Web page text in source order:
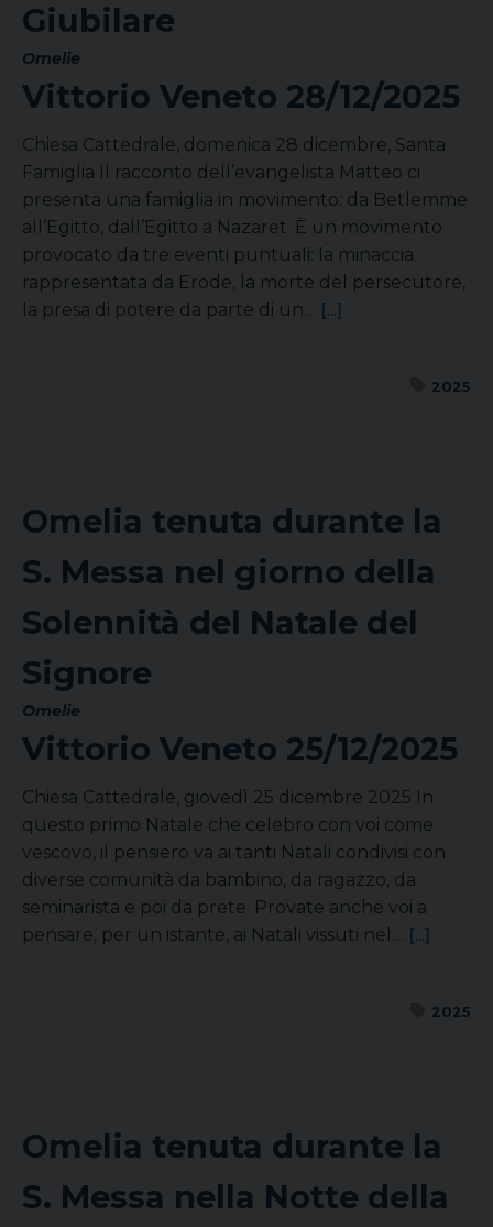
Giubilare
Omelie
Vittorio Veneto 28/12/2025
Chiesa Cattedrale, domenica 28 dicembre, Santa
Famiglia Il racconto dell’evangelista Matteo ci
presenta una famiglia in movimento: da Betlemme
all’Egitto, dall’Egitto a Nazaret. È un movimento
provocato da tre eventi puntuali: la minaccia
rappresentata da Erode, la morte del persecutore,
la presa di potere da parte di un… [...]
2025
Omelia tenuta durante la
S. Messa nel giorno della
Solennità del Natale del
Signore
Omelie
Vittorio Veneto 25/12/2025
Chiesa Cattedrale, giovedì 25 dicembre 2025 In
questo primo Natale che celebro con voi come
vescovo, il pensiero va ai tanti Natali condivisi con
diverse comunità da bambino, da ragazzo, da
seminarista e poi da prete. Provate anche voi a
pensare, per un istante, ai Natali vissuti nel… [...]
2025
Omelia tenuta durante la
S. Messa nella Notte della